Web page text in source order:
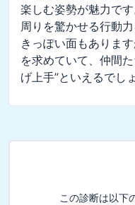
楽しむ姿勢が魅力で
周りを驚かせる行動
きっぽい面もありま
を求めていて、仲間
げ上手”といえるでしょ
この診断は以下